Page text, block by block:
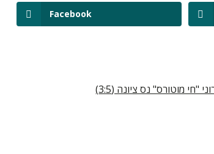
Facebook